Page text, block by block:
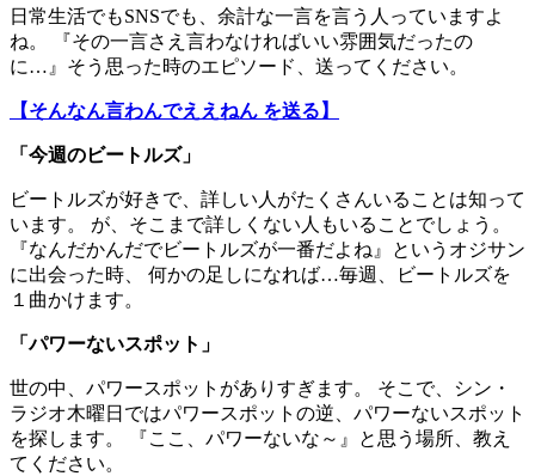
日常生活でもSNSでも、余計な一言を言う人っていますよ
ね。 『その一言さえ言わなければいい雰囲気だったの
に…』そう思った時のエピソード、送ってください。
【そんなん言わんでええねん を送る】
「今週のビートルズ」
ビートルズが好きで、詳しい人がたくさんいることは知って
います。 が、そこまで詳しくない人もいることでしょう。
『なんだかんだでビートルズが一番だよね』というオジサン
に出会った時、 何かの足しになれば…毎週、ビートルズを
１曲かけます。
「パワーないスポット」
世の中、パワースポットがありすぎます。 そこで、シン・
ラジオ木曜日ではパワースポットの逆、パワーないスポット
を探します。 『ここ、パワーないな～』と思う場所、教え
てください。